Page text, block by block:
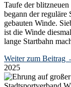
Taufe der
begann der
gebauten Winde.
ist die Winde
lange Startbahn
Weiter zum Beitrag
2025